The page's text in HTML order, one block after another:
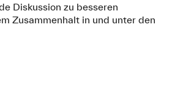
Diskussion zu besseren
Zusammenhalt in und unter den